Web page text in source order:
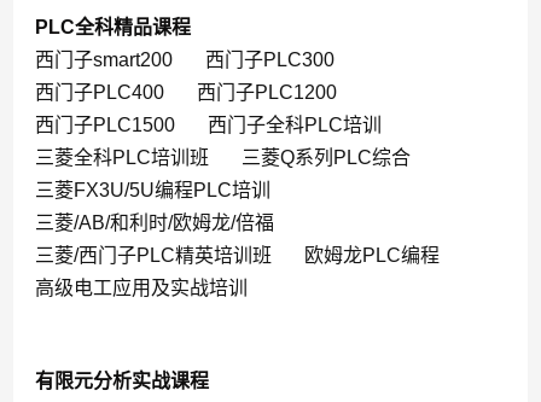
PLC全科精品课程
西门子smart200
西门子PLC300
西门子PLC400
西门子PLC1200
西门子PLC1500
西门子全科PLC培训
三菱全科PLC培训班
三菱Q系列PLC综合
三菱FX3U/5U编程PLC培训
三菱/AB/和利时/欧姆龙/倍福
三菱/西门子PLC精英培训班
欧姆龙PLC编程
高级电工应用及实战培训
有限元分析实战课程